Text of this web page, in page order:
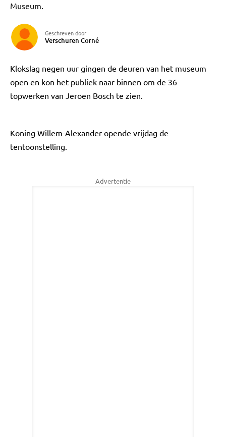
Museum.
Geschreven door
Verschuren Corné
Klokslag negen uur gingen de deuren van het museum
open en kon het publiek naar binnen om de 36
topwerken van Jeroen Bosch te zien.
Koning Willem-Alexander opende vrijdag de
tentoonstelling.
Advertentie